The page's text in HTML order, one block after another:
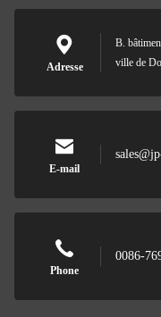
Adresse
B.
ville de
E-mail
Phone
0086-